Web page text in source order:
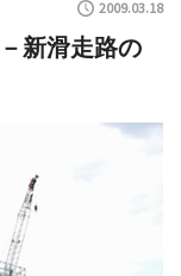
2009.03.18
新滑走路の